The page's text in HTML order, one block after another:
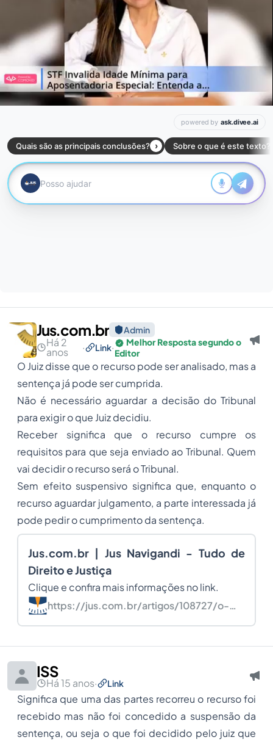
Jus.com.br Admin
Há 2
anos · Link·
Melhor Resposta segundo o
Editor
O Juiz disse que o recurso pode ser analisado, mas a
sentença já pode ser cumprida.
Não é necessário aguardar a decisão do Tribunal
para exigir o que Juiz decidiu.
Receber significa que o recurso cumpre os
requisitos para que seja enviado ao Tribunal. Quem
vai decidir o recurso será o Tribunal.
Sem efeito suspensivo significa que, enquanto o
recurso aguardar julgamento, a parte interessada já
pode pedir o cumprimento da sentença.
Jus.com.br | Jus Navigandi - Tudo de
Direito e Justiça
Clique e confira mais informações no link.
https://jus.com.br/artigos/108727/o-
que-significa-esse-andamento-no-
ISS
Há 15 anos· Link
Significa que uma das partes recorreu o recurso foi
recebido mas não foi concedido a suspensão da
sentença, ou seja o que foi decidido pelo juiz que